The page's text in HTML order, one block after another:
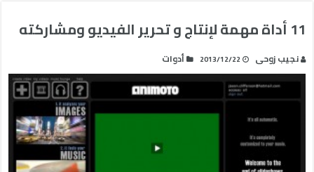
11 أداة مهمة لإنتاج و تحرير الفيديو ومشاركته
نجيب زوحى 2013/12/22 أدوات